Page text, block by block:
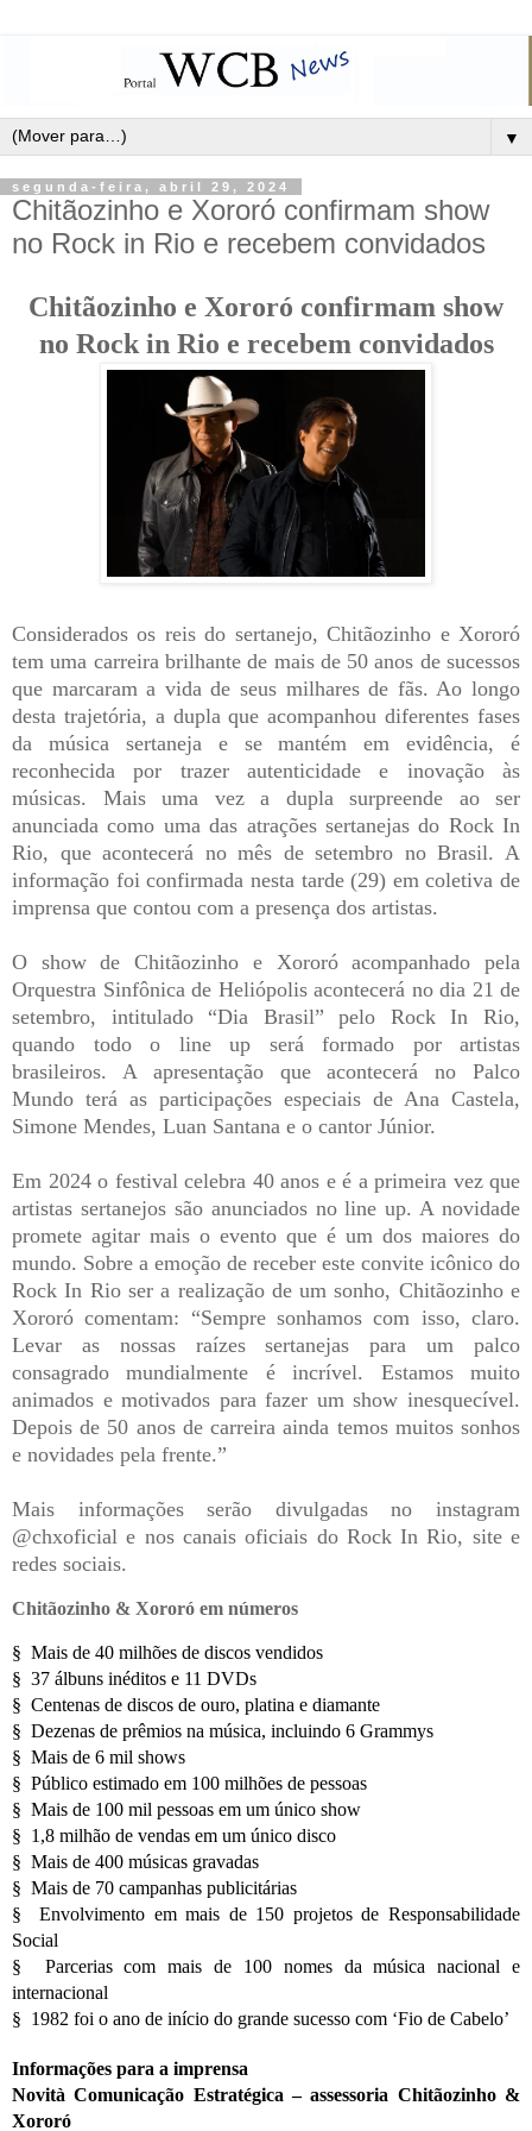
▼
segunda-feira, abril 29, 2024
Chitãozinho e Xororó confirmam show
no Rock in Rio e recebem convidados
Chitãozinho e Xororó confirmam show
no Rock in Rio e recebem convidados
Considerados os reis do sertanejo, Chitãozinho e Xororó
tem uma carreira brilhante de mais de 50 anos de sucessos
que marcaram a vida de seus milhares de fãs. Ao longo
desta trajetória, a dupla que acompanhou diferentes fases
da música sertaneja e se mantém em evidência, é
reconhecida por trazer autenticidade e inovação às
músicas. Mais uma vez a dupla surpreende ao ser
anunciada como uma das atrações sertanejas do Rock In
Rio, que acontecerá no mês de setembro no Brasil. A
informação foi confirmada nesta tarde (29) em coletiva de
imprensa que contou com a presença dos artistas.
O show de Chitãozinho e Xororó acompanhado pela
Orquestra Sinfônica de Heliópolis acontecerá no dia 21 de
setembro, intitulado “Dia Brasil” pelo Rock In Rio,
quando todo o line up será formado por artistas
brasileiros. A apresentação que acontecerá no Palco
Mundo terá as participações especiais de Ana Castela,
Simone Mendes, Luan Santana e o cantor Júnior.
Em 2024 o festival celebra 40 anos e é a primeira vez que
artistas sertanejos são anunciados no line up. A novidade
promete agitar mais o evento que é um dos maiores do
mundo. Sobre a emoção de receber este convite icônico do
Rock In Rio ser a realização de um sonho, Chitãozinho e
Xororó comentam: “Sempre sonhamos com isso, claro.
Levar as nossas raízes sertanejas para um palco
consagrado mundialmente é incrível. Estamos muito
animados e motivados para fazer um show inesquecível.
Depois de 50 anos de carreira ainda temos muitos sonhos
e novidades pela frente.”
Mais informações serão divulgadas no instagram
@chxoficial e nos canais oficiais do Rock In Rio, site e
redes sociais.
Chitãozinho & Xororó em números
§ Mais de 40 milhões de discos vendidos
§ 37 álbuns inéditos e 11 DVDs
§ Centenas de discos de ouro, platina e diamante
§ Dezenas de prêmios na música, incluindo 6 Grammys
§ Mais de 6 mil shows
§ Público estimado em 100 milhões de pessoas
§ Mais de 100 mil pessoas em um único show
§ 1,8 milhão de vendas em um único disco
§ Mais de 400 músicas gravadas
§ Mais de 70 campanhas publicitárias
§ Envolvimento em mais de 150 projetos de Responsabilidade
Social
§ Parcerias com mais de 100 nomes da música nacional e
internacional
§ 1982 foi o ano de início do grande sucesso com ‘Fio de Cabelo’
Informações para a imprensa
Novità Comunicação Estratégica – assessoria Chitãozinho &
Xororó